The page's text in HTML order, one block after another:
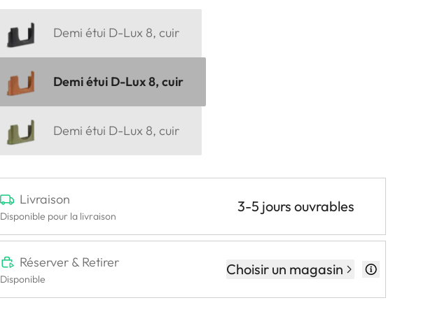
Demi étui D-Lux 8, cuir
Demi étui D-Lux 8, cuir
Demi étui D-Lux 8, cuir
Livraison
Disponible pour la livraison
3-5 jours ouvrables
Réserver & Retirer
Disponible
Choisir un magasin